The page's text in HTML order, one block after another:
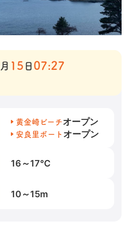
月 15 日 07:27
黄金崎ビーチオープン
安良里ボート オープン
16～17℃
10～15m